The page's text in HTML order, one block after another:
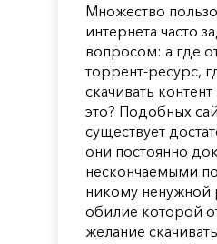
Множество
интернета часто
вопросом: а где
торрент-ресурс,
скачивать контент
это? Подобных
существует
они постоянно
нескончаемыми
никому ненужной
обилие которой
желание